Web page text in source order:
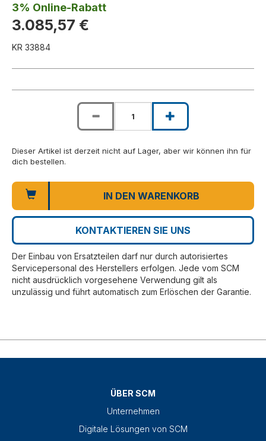
3% Online-Rabatt
3.085,57 €
KR 33884
Dieser Artikel ist derzeit nicht auf Lager, aber wir können ihn für
dich bestellen.
IN DEN WARENKORB
KONTAKTIEREN SIE UNS
Der Einbau von Ersatzteilen darf nur durch autorisiertes
Servicepersonal des Herstellers erfolgen. Jede vom SCM
nicht ausdrücklich vorgesehene Verwendung gilt als
unzulässig und führt automatisch zum Erlöschen der Garantie.
ÜBER SCM
Unternehmen
Digitale Lösungen von SCM